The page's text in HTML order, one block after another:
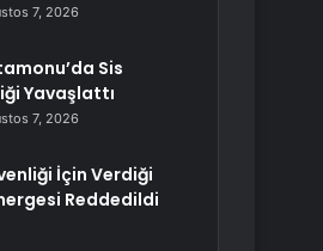
7, 2026
Sis
Yavaşlattı
7, 2026
İçin Verdiği
Reddedildi